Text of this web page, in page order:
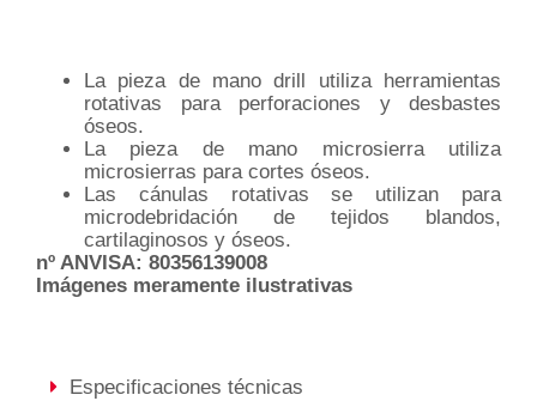
La pieza de mano drill utiliza herramientas
rotativas para perforaciones y desbastes
óseos.
La pieza de mano microsierra utiliza
microsierras para cortes óseos.
Las cánulas rotativas se utilizan para
microdebridación de tejidos blandos,
cartilaginosos y óseos.
nº ANVISA: 80356139008
Imágenes meramente ilustrativas
Especificaciones técnicas